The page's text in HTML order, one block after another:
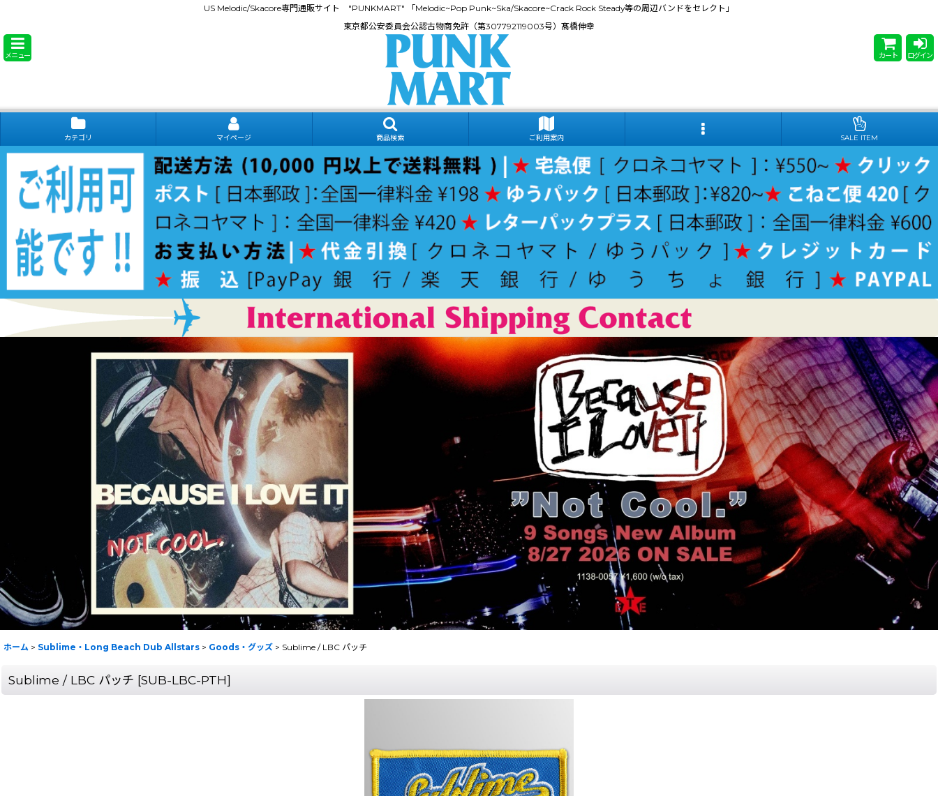
US Melodic/Skacore専門通販サイト "PUNKMART" 「Melodic~Pop Punk~Ska/Skacore~Crack Rock Steady等の周辺バンドをセレクト」
東京都公安委員会公認古物商免許（第307792119003号）髙橋伸幸
メニュー カート ログイン
カテゴリ マイページ 商品検索 ご利用案内 SALE ITEM
ホーム > Sublime・Long Beach Dub Allstars > Goods・グッズ > Sublime / LBC パッチ
Sublime / LBC パッチ [SUB-LBC-PTH]